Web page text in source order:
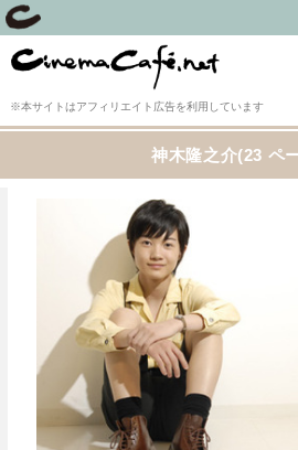
※本サイトはアフィリエイト広告を利用しています
神木隆之介(23 ペ